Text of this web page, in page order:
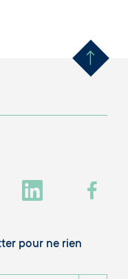
Remonter
pour ne rien